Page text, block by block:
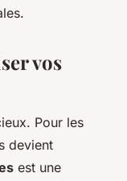
vos
Pour les
devient
est une